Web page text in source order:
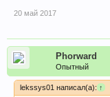
20 май 2017
Phorward
Опытный
lekssys01 написал(а):↑